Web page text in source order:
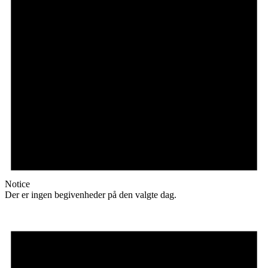
Notice
Der er ingen begivenheder på den valgte dag.